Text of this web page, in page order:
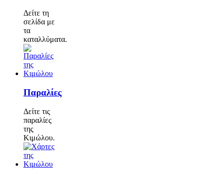
Δείτε τη
σελίδα με
τα
καταλλύματα.
Παραλίες
Δείτε τις
παραλίες
της
Κιμώλου.